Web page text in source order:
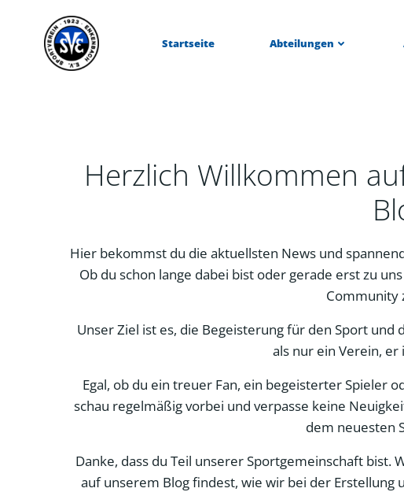
springen
Startseite Abteilungen
Herzlich Willkommen
Hier bekommst du die aktuellsten News und
Ob du schon lange dabei bist oder gerade erst zu
Community
Unser Ziel ist es, die Begeisterung für den Sport und
als nur ein Verein,
Egal, ob du ein treuer Fan, ein begeisterter Spieler
schau regelmäßig vorbei und verpasse keine
dem neuesten
Danke, dass du Teil unserer Sportgemeinschaft bist.
auf unserem Blog findest, wie wir bei der